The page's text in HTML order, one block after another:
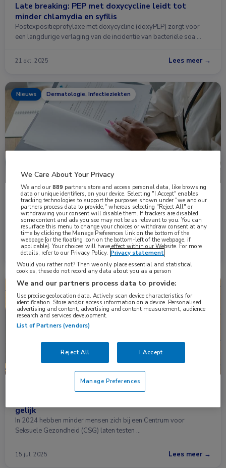
Late breaking: PEP met doxycycline leidt tot
minder chlamydia en syfilis
Postexpositieprofylaxe met doxycycline (doxyPEP) zorgt voor
een langdurige verlaging van de incidentie van bacteriële soa …
21 okt. 2025 Lees meer →
Nieuws Dermatologie, Infectieziekten
Verdere daling aantal consulten bij Centra
Seksuele Gezondheid
Het aantal consulten bij de Centra voor Seksuele Gezondheid
(CSG’s) daalde in de eerste …
17 okt. 2025
Nieuws Dermatologie, Huisartsgeneeskunde, Infectieziekten
Daling van aantal soa-consulten in 2024,
gelijk
In 2024 hebben minder mensen zich bij een Centrum voor
Seksuele Gezondheid (CSG) laten testen …
15 jul. 2025 Lees meer →
We Care About Your Privacy
We and our889 partners store and access personal data, like browsing
data or unique identifiers, on your device. Selecting "I Accept" enables
tracking technologies to support the purposes shown under "we and our
partners process data to provide," whereas selecting "Reject All" or
withdrawing your consent will disable them. If trackers are disabled,
some content and ads you see may not be as relevant to you. You can
resurface this menu to change your choices or withdraw consent at any
time by clicking the Manage Preferences link on the bottom of the
webpage [or the floating icon on the bottom-left of the webpage, if
applicable]. Your choices will have effect within our Website. For more
details, refer to our Privacy Policy. Privacy statement
Would you rather not? Then we only place essential and statistical
cookies, these do not record any data about you as a person
We and our partners process data to provide:
Use precise geolocation data. Actively scan device characteristics for
identification. Store and/or access information on a device. Personalised
advertising and content, advertising and content measurement, audience
research and services development.
List of Partners (vendors)
Reject All I Accept
Manage Preferences